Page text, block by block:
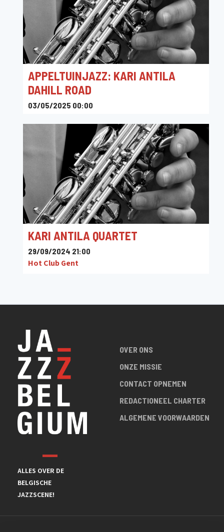
APPELTUINJAZZ: KARI ANTILA
DAHILL ROAD
03/05/2025 00:00
KARI ANTILA QUARTET
29/09/2024 21:00
Hot Club Gent
ALLES OVER DE
BELGISCHE
JAZZSCENE!
OVER ONS
ONZE MISSIE
CONTACT OPNEMEN
REDACTIONEEL CHARTER
ALGEMENE VOORWAARDEN